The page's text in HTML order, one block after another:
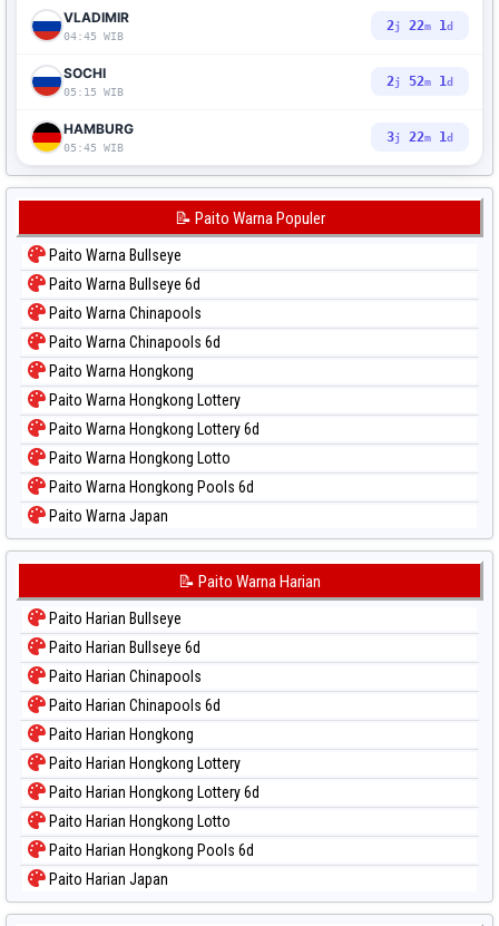
VLADIMIR
04:45 WIB
2j 22m 0d
SOCHI
05:15 WIB
2j 52m 0d
HAMBURG
05:45 WIB
3j 22m 0d
📝 Paito Warna Populer
Paito Warna Bullseye
Paito Warna Bullseye 6d
Paito Warna Chinapools
Paito Warna Chinapools 6d
Paito Warna Hongkong
Paito Warna Hongkong Lottery
Paito Warna Hongkong Lottery 6d
Paito Warna Hongkong Lotto
Paito Warna Hongkong Pools 6d
Paito Warna Japan
Paito Warna Japan 6d
Paito Warna Kuda Lari
Paito Warna Magnum Cambodia
Paito Warna Nagoya
Paito Warna New York Midday
Paito Warna North Carolina Day
Paito Warna Pcso
Paito Warna Pennsylvania Day
Paito Warna Sao Paulo
Paito Warna Singapore
Paito Warna Sydney
Paito Warna Sydney Lottery
📝 Paito Warna Harian
Paito Harian Bullseye
Paito Harian Bullseye 6d
Paito Harian Chinapools
Paito Harian Chinapools 6d
Paito Harian Hongkong
Paito Harian Hongkong Lottery
Paito Harian Hongkong Lottery 6d
Paito Harian Hongkong Lotto
Paito Harian Hongkong Pools 6d
Paito Harian Japan
Paito Harian Japan 6d